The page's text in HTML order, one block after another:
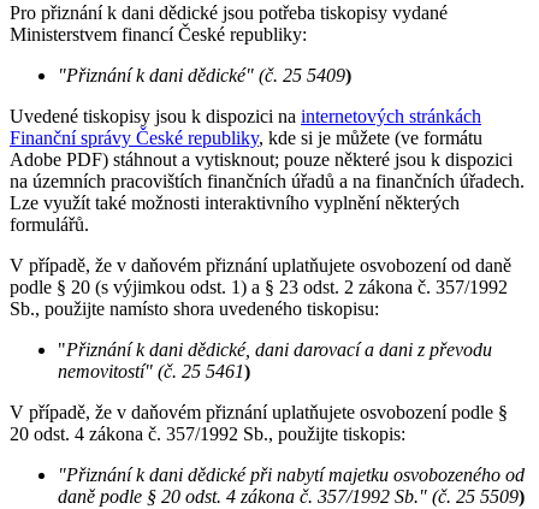
Pro přiznání k dani dědické jsou potřeba tiskopisy vydané
Ministerstvem financí České republiky:
"Přiznání k dani dědické" (č. 25 5409)
Uvedené tiskopisy jsou k dispozici na internetových stránkách
Finanční správy České republiky, kde si je můžete (ve formátu
Adobe PDF) stáhnout a vytisknout; pouze některé jsou k dispozici
na územních pracovištích finančních úřadů a na finančních úřadech.
Lze využít také možnosti interaktivního vyplnění některých
formulářů.
V případě, že v daňovém přiznání uplatňujete osvobození od daně
podle § 20 (s výjimkou odst. 1) a § 23 odst. 2 zákona č. 357/1992
Sb., použijte namísto shora uvedeného tiskopisu:
"Přiznání k dani dědické, dani darovací a dani z převodu
nemovitostí" (č. 25 5461)
V případě, že v daňovém přiznání uplatňujete osvobození podle §
20 odst. 4 zákona č. 357/1992 Sb., použijte tiskopis:
"Přiznání k dani dědické při nabytí majetku osvobozeného od
daně podle § 20 odst. 4 zákona č. 357/1992 Sb." (č. 25 5509)